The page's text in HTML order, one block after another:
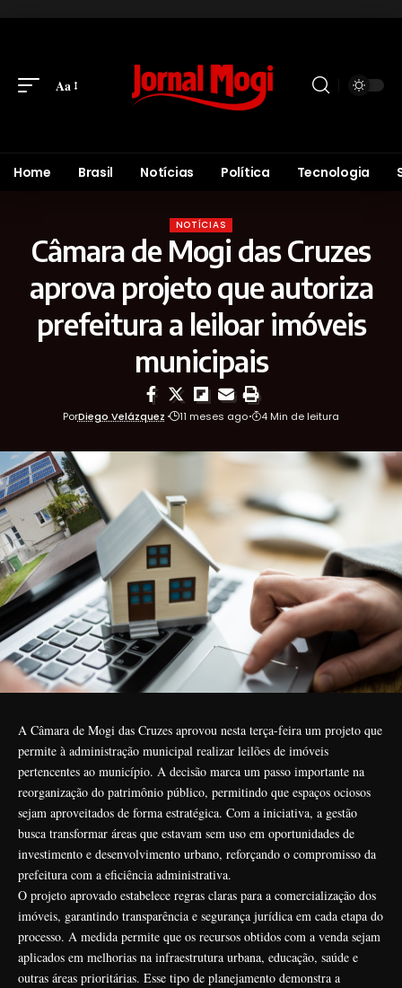
Aa
Home Brasil Notícias Política Tecnologia
NOTÍCIAS
Câmara de Mogi das Cruzes
aprova projeto que autoriza
prefeitura a leiloar imóveis
municipais
PorDiego Velázquez 11 meses ago 4 Min de leitura
A Câmara de Mogi das Cruzes aprovou nesta terça-feira um projeto que
permite à administração municipal realizar leilões de imóveis
pertencentes ao município. A decisão marca um passo importante na
reorganização do patrimônio público, permitindo que espaços ociosos
sejam aproveitados de forma estratégica. Com a iniciativa, a gestão
busca transformar áreas que estavam sem uso em oportunidades de
investimento e desenvolvimento urbano, reforçando o compromisso da
prefeitura com a eficiência administrativa.
O projeto aprovado estabelece regras claras para a comercialização dos
imóveis, garantindo transparência e segurança jurídica em cada etapa do
processo. A medida permite que os recursos obtidos com a venda sejam
aplicados em melhorias na infraestrutura urbana, educação, saúde e
outras áreas prioritárias. Esse tipo de planejamento demonstra a